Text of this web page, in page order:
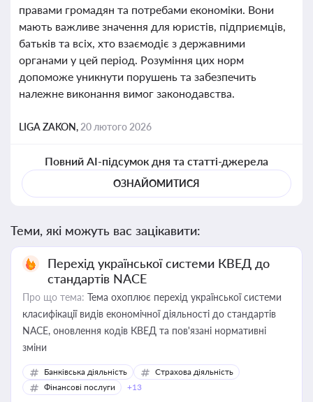
правами громадян та потребами економіки. Вони
мають важливе значення для юристів, підприємців,
батьків та всіх, хто взаємодіє з державними
органами у цей період. Розуміння цих норм
допоможе уникнути порушень та забезпечить
належне виконання вимог законодавства.
LIGA ZAKON, 20 лютого 2026
Повний AI-підсумок дня та статті-джерела
ОЗНАЙОМИТИСЯ
Теми, які можуть вас зацікавити:
Перехід української системи КВЕД до
стандартів NACE
Про що тема: Тема охоплює перехід української системи
класифікації видів економічної діяльності до стандартів
NACE, оновлення кодів КВЕД та пов'язані нормативні
зміни
Банківська діяльність
Страхова діяльність
Фінансові послуги
+13